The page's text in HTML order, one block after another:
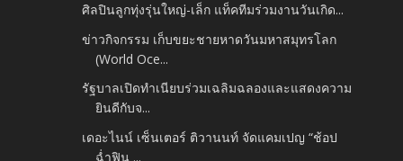
ศิลปินลูกทุ่งรุ่นใหญ่​-เล็ก​ แท็คทีมร่วมงานวันเกิด...
ข่าวกิจกรรม เก็บขยะชายหาดวันมหาสมุทรโลก
(World Oce...
รัฐบาลเปิดทำเนียบร่วมเฉลิมฉลองและแสดงความ
ยินดีกับจ...
เดอะไนน์ เซ็นเตอร์ ติวานนท์ จัดแคมเปญ “ช้อป
ฉ่ำฟิน ...